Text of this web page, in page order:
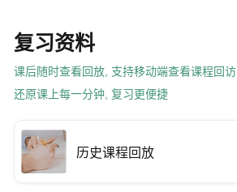
复习资料
课后随时查看回放, 支持移动端查看课程回访
还原课上每一分钟, 复习更便捷
历史课程回放